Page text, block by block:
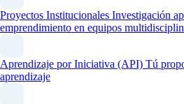
Proyectos Institucionales Investigación
emprendimiento en equipos
Aprendizaje por Iniciativa (API) Tú
aprendizaje